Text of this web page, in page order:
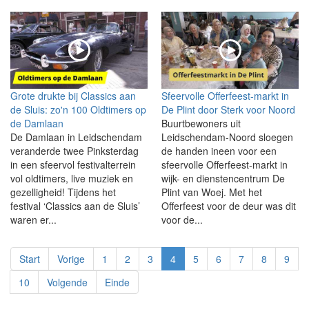
Grote drukte bij Classics aan
de Sluis: zo'n 100 Oldtimers op
de Damlaan
De Damlaan in Leidschendam
veranderde twee Pinksterdag
in een sfeervol festivalterrein
vol oldtimers, live muziek en
gezelligheid! Tijdens het
festival ‘Classics aan de Sluis’
waren er...
Sfeervolle Offerfeest-markt in
De Plint door Sterk voor Noord
Buurtbewoners uit
Leidschendam-Noord sloegen
de handen ineen voor een
sfeervolle Offerfeest-markt in
wijk- en dienstencentrum De
Plint van Woej. Met het
Offerfeest voor de deur was dit
voor de...
Start Vorige 1 2 3 4 5 6 7 8
9
10
Volgende Einde